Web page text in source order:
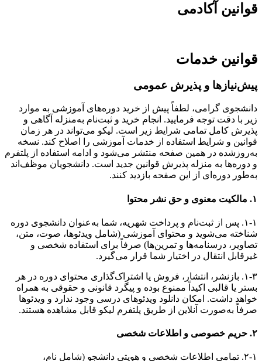
قوانین آکادمی
قوانین خدمات
پیش‌نیازها و پذیرش عمومی
دانشجوی گرامی، لطفاً پیش از خرید دوره‌های آموزشی به موارد
زیر با دقت توجه فرمایید. انجام خرید و ثبت‌نام به‌منزله آگاهی و
پذیرش کامل تمامی شرایط زیر است. لیکو می‌تواند در هر زمان
قوانین و شرایط استفاده از خدمات آموزشی را اصلاح کند. نسخه
به‌روزشده در همین صفحه منتشر می‌شود و ادامه استفاده از پلتفرم
و دوره‌ها به منزله پذیرش قوانین جدید است. دانشجویان موظف‌اند
به‌طور دوره‌ای از این صفحه بازدید کنند.
۱. مالکیت معنوی و حق نشر محتوا
۱-۱. پس از ثبت‌نام و پرداخت شهریه، شما به‌عنوان دانشجوی دوره
شناخته می‌شوید و محتوای آموزشی (شامل ویدئوها، صوت، متن،
تصاویر، درسنامه‌ها و تمرین‌ها) صرفاً برای استفاده شخصی و
غیرقابل انتقال در اختیار شما قرار می‌گیرد.
۱-۳. بازنشر، انتشار، فروش یا اشتراک‌گذاری محتوای دوره در هر
بستر یا قالبی اکیداً ممنوع بوده و پیگرد قانونی و حقوقی به همراه
خواهد داشت. امکان دانلود ویدئوهای درسی وجود ندارد و ویدئوها
صرفاً به‌صورت آنلاین از طریق پلتفرم لیکو قابل مشاهده هستند.
۲. حریم خصوصی و اطلاعات شخصی
۲-۱. تمامی اطلاعات شخصی و هویتی دانشجو (شامل نام،